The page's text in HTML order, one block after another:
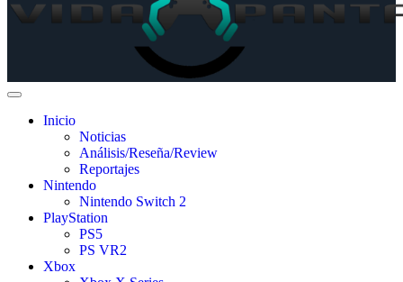
Inicio
Noticias
Análisis/Reseña/Review
Reportajes
Nintendo
Nintendo Switch 2
PlayStation
PS5
PS VR2
Xbox